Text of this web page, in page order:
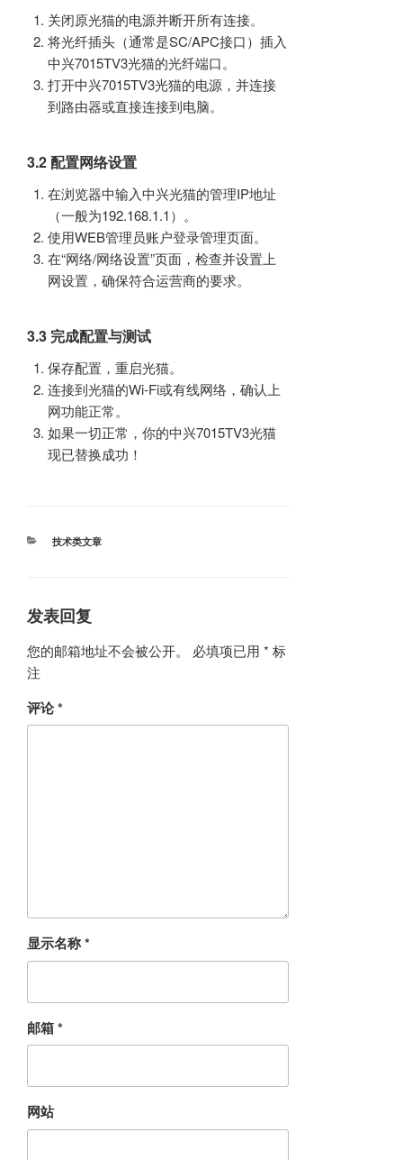
关闭原光猫的电源并断开所有连接。
将光纤插头（通常是SC/APC接口）插入
中兴7015TV3光猫的光纤端口。
打开中兴7015TV3光猫的电源，并连接
到路由器或直接连接到电脑。
3.2 配置网络设置
在浏览器中输入中兴光猫的管理IP地址
（一般为192.168.1.1）。
使用WEB管理员账户登录管理页面。
在“网络/网络设置”页面，检查并设置上
网设置，确保符合运营商的要求。
3.3 完成配置与测试
保存配置，重启光猫。
连接到光猫的Wi-Fi或有线网络，确认上
网功能正常。
如果一切正常，你的中兴7015TV3光猫
现已替换成功！
分
技术类文章
发表回复
您的邮箱地址不会被公开。 必填项已用 * 标
注
评论*
显示名称*
邮箱*
网站